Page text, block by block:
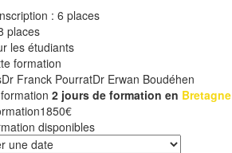
: 6 places
places
les étudiants
formation
Dr Franck PourratDr Erwan Boudéhen
2 jours de formation en Bretagne
1850€
disponibles